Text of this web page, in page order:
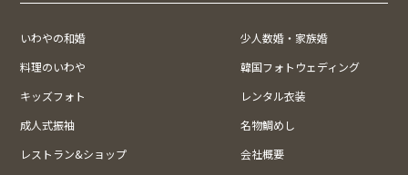
いわやの和婚
少人数婚・家族婚
料理のいわや
韓国フォトウェディング
キッズフォト
レンタル衣装
成人式振袖
名物鯛めし
レストラン&ショップ
会社概要